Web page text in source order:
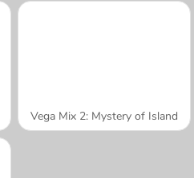
Vega Mix 2: Mystery of Island